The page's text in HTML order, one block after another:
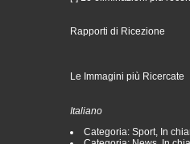
Rapporti di Ricezione
Le Immagini più Ricercate
Italiano
Categoria: Sport, In